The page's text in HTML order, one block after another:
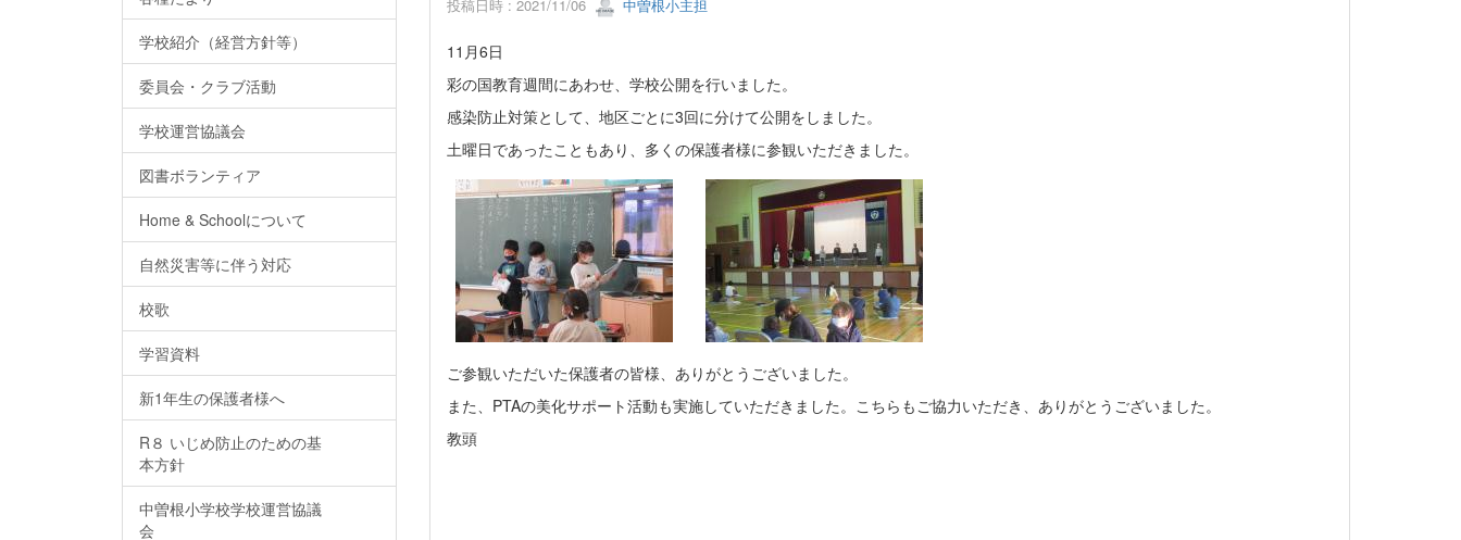
投稿日時 : 2021/11/06 中曽根小主担
11月6日
彩の国教育週間にあわせ、学校公開を行いました。
感染防止対策として、地区ごとに3回に分けて公開をしました。
土曜日であったこともあり、多くの保護者様に参観いただきました。
ご参観いただいた保護者の皆様、ありがとうございました。
また、PTAの美化サポート活動も実施していただきました。こちらもご協力いただき、ありがとうございました。
教頭
学校紹介（経営方針等）
委員会・クラブ活動
学校運営協議会
図書ボランティア
Home & Schoolについて
自然災害等に伴う対応
校歌
学習資料
新1年生の保護者様へ
R８ いじめ防止のための基
本方針
中曽根小学校学校運営協議
会